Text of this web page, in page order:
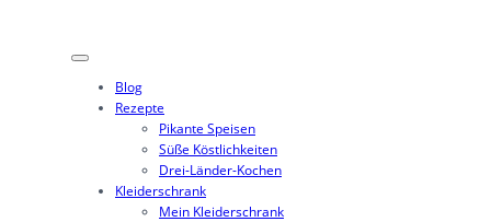
Blog
Rezepte
Pikante Speisen
Süße Köstlichkeiten
Drei-Länder-Kochen
Kleiderschrank
Mein Kleiderschrank